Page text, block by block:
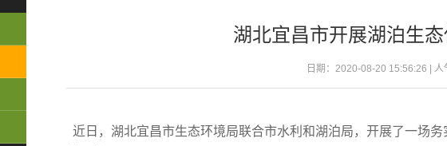
湖北宜昌市开展湖泊生
日期：2020-08-20 15:56:26 | 人
近日，湖北宜昌市生态环境局联合市水利和湖泊局，开展了一场